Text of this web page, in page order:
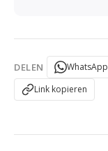
DELEN WhatsApp
Link kopieren